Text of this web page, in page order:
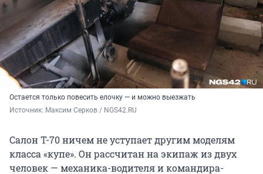
Остается только повесить елочку — и можно выезжать
Источник: Максим Серков / NGS42.RU
Салон Т-70 ничем не уступает другим моделям
класса «купе». Он рассчитан на экипаж из двух
человек — механика-водителя и командира-